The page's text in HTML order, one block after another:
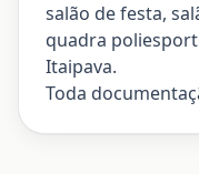
salão de festa,
quadra
Itaipava.
Toda